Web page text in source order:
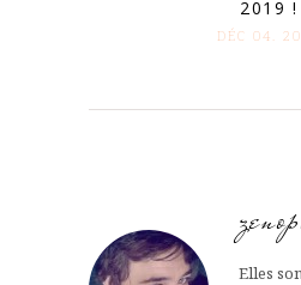
2019 !
DÉC 04.
Elles